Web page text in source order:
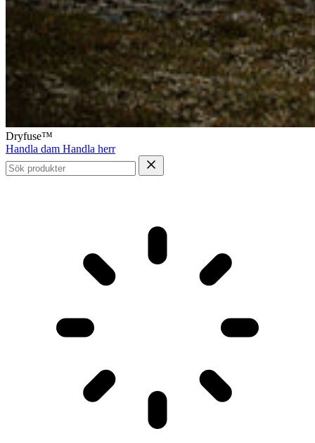
Dryfuse™
Handla dam Handla herr